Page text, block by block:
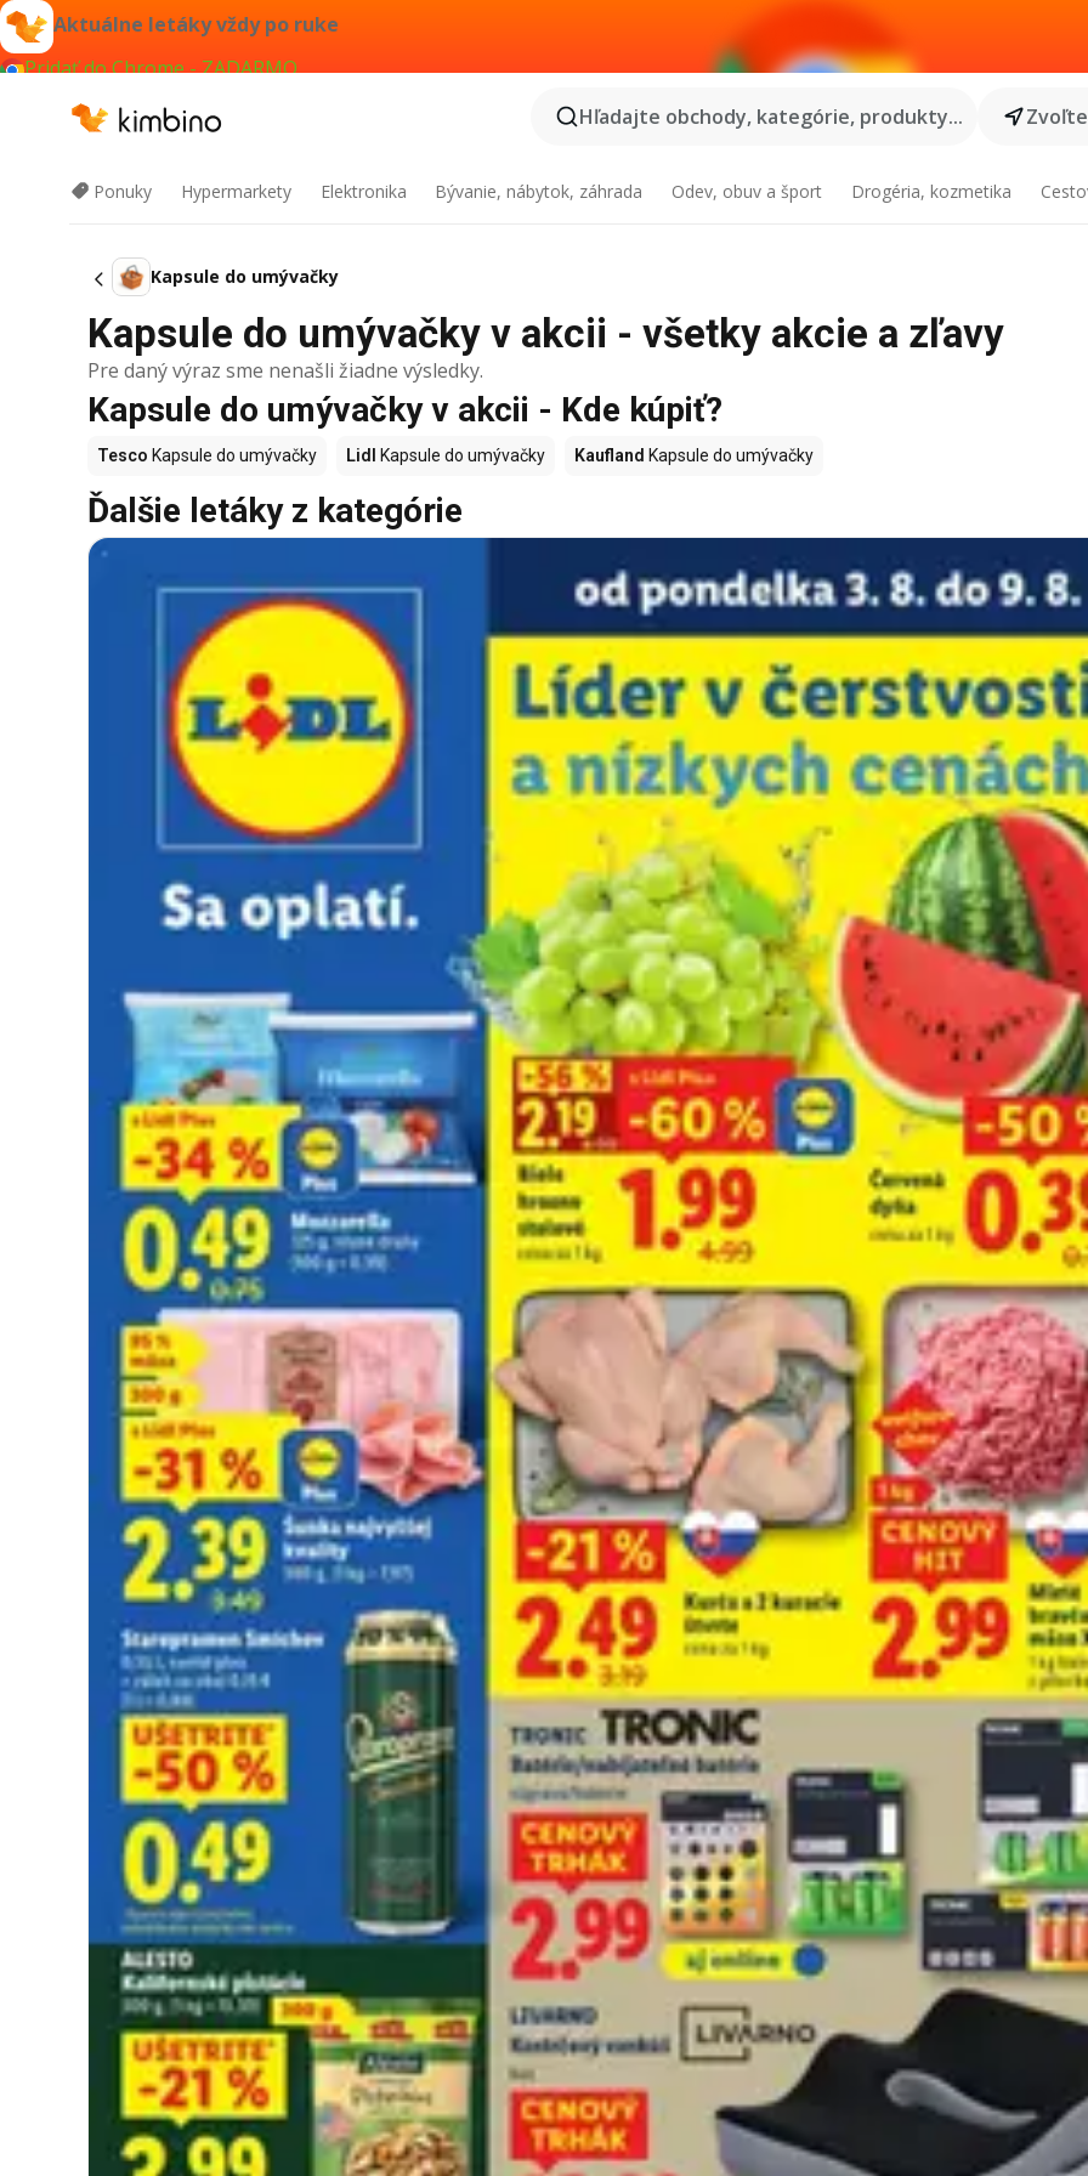
Aktuálne letáky vždy po ruke
Pridať do Chrome - ZADARMO
Hľadajte obchody, kategórie, produkty...
Ponuky Hypermarkety Elektronika Bývanie, nábytok, záhrada Odev, obuv a šport Drogéria, kozmetika
Kapsule do umývačky
Kapsule do umývačky v akcii - všetky akcie a zľavy
Pre daný výraz sme nenašli žiadne výsledky.
Kapsule do umývačky v akcii - Kde kúpiť?
Tesco Kapsule do umývačky Lidl Kapsule do umývačky Kaufland Kapsule do umývačky
Ďalšie letáky z kategórie